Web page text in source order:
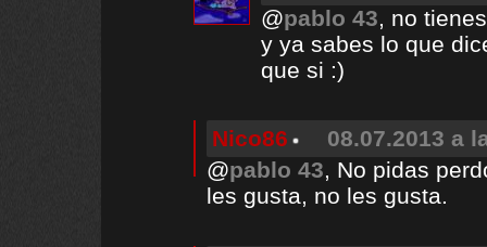
@pablo 43, no
y ya sabes lo que
que si :)
Nico86
08.07.2013 a
@pablo 43, No pidas
les gusta, no les gusta.